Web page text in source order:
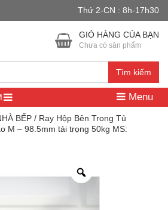
Thứ 2-CN : 8h-17h30
Tìm kiếm
GIỎ HÀNG CỦA BẠN
Chưa có sản phẩm
Menu
BẾP / Ray Hộp Bên Trong Tủ
M – 98.5mm tải trọng 50kg MS:
mục đích thử nghiệm — các đơn hàng
có hiệu lực.